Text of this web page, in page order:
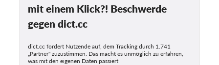
mit einem Klick?! Beschwerde
gegen dict.cc
dict.cc fordert Nutzende auf, dem Tracking durch 1.741
„Partner" zuzustimmen. Das macht es unmöglich zu erfahren,
was mit den eigenen Daten passiert